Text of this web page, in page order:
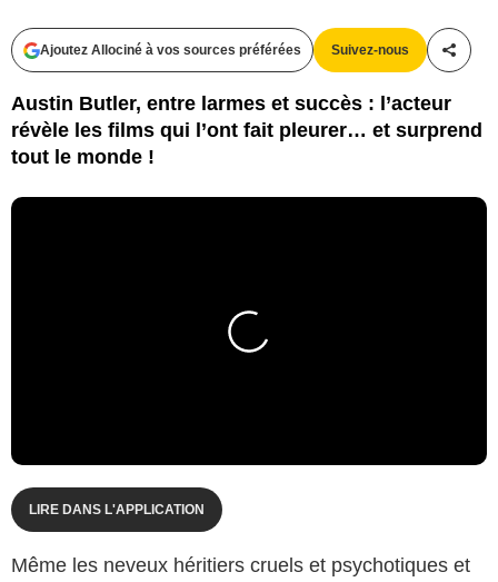
Ajoutez Allociné à vos sources préférées Suivez-nous
Austin Butler, entre larmes et succès : l’acteur
révèle les films qui l’ont fait pleurer… et surprend
tout le monde !
LIRE DANS L'APPLICATION
Même les neveux héritiers cruels et psychotiques et